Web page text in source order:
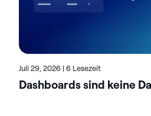
Software, unter actian.com.
Juli 29, 2026 | 6 Lesezeit
Dashboards sind keine